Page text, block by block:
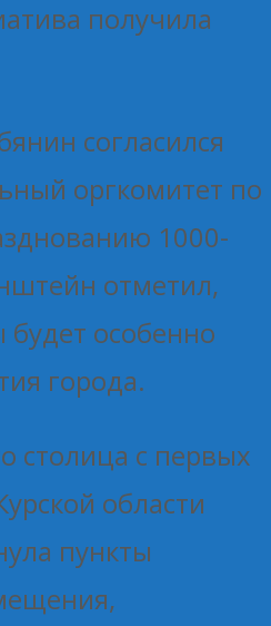
получила
согласился
оргкомитет по
1000-
отметил,
особенно
города.
столица с первых
области
пункты